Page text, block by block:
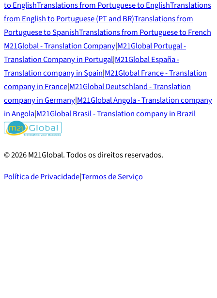
to EnglishTranslations from Portuguese to EnglishTranslations
from English to Portuguese (PT and BR)Translations from
Portuguese to SpanishTranslations from Portuguese to French
M21Global - Translation Company|M21Global Portugal -
Translation Company in Portugal|M21Global España -
Translation company in Spain|M21Global France - Translation
company in France|M21Global Deutschland - Translation
company in Germany|M21Global Angola - Translation company
in Angola|M21Global Brasil - Translation company in Brazil
©2026M21Global.Todos os direitos reservados.
Política de Privacidade|Termos de Serviço